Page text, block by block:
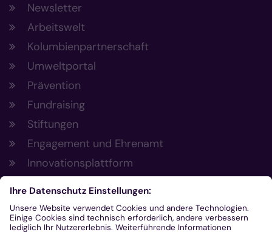
Newsletter
Arbeitswelt
Kolumbienpartnerschaft
Umweltportal
Prävention
Fundraising
Stiftungen
Engagement und Ehrenamt
Innovationsplattform
Aus der Plattform
Nachrichten